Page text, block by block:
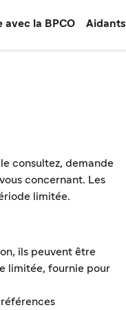
avec la BPCO Aidants
consultez, demande
concernant. Les
limitée.
ils peuvent être
limitée, fournie pour